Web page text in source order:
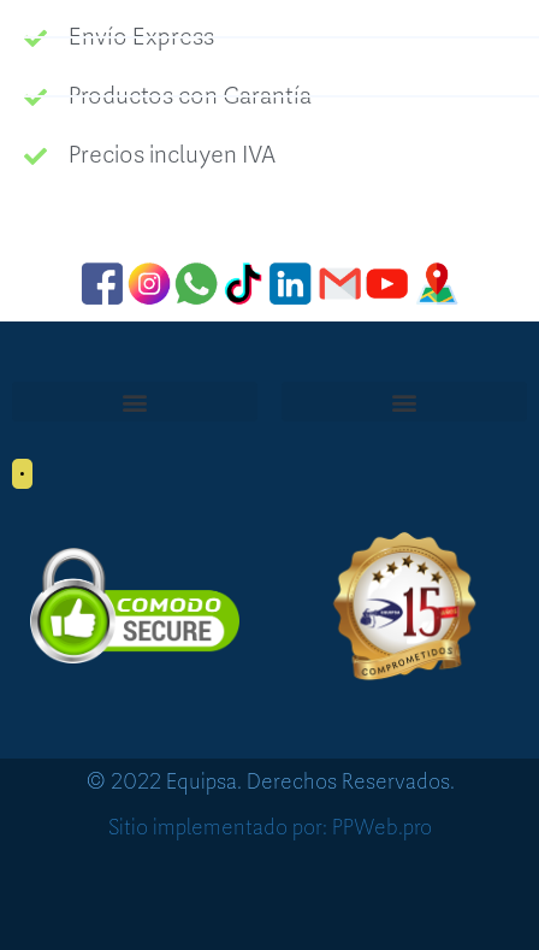
Envío Express
Productos con Garantía
Precios incluyen IVA
•
© 2022 Equipsa. Derechos Reservados.
Sitio implementado por: PPWeb.pro